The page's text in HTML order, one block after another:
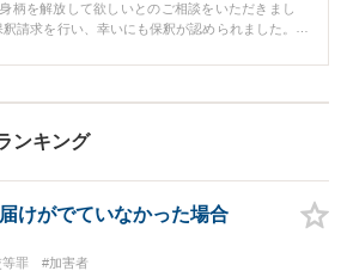
た結果、不起訴を獲得することができ、無事本
ント】 ある罪によって逮捕勾留されてから起
いたり、私自身も何度か被害者の方に会いに行
事期限内に示談を成立させることができまし
柄を解放して欲しいとのご相談をいただきまし
請求を行い、幸いにも保釈が認められました。
により、社会復帰を早めることができました。
やかに裁判所に提出する必要があります。 迅速
で、保釈を検討されている場合には、可能な限
ンキング
けがでていなかった場合
罪 #加害者